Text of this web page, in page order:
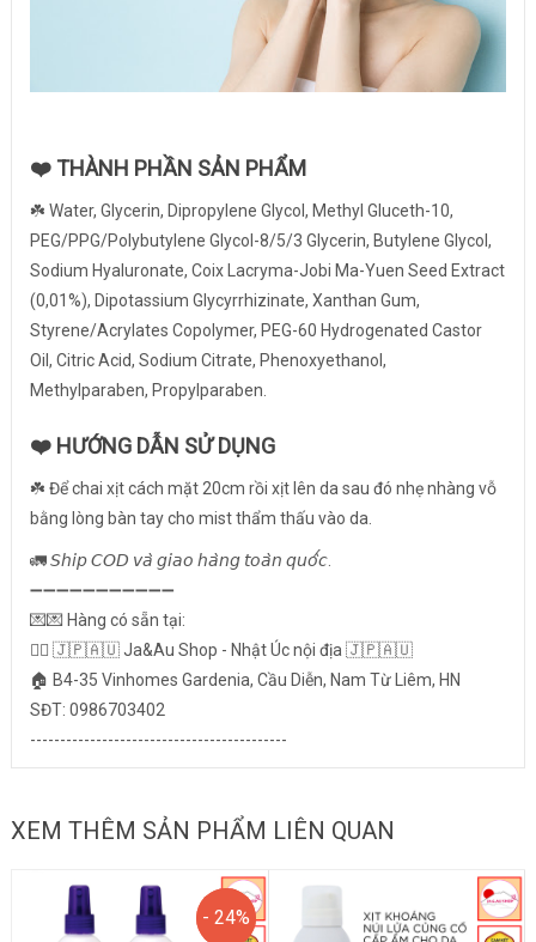
❤️ THÀNH PHẦN SẢN PHẨM
☘️ Water, Glycerin, Dipropylene Glycol, Methyl Gluceth-10,
PEG/PPG/Polybutylene Glycol-8/5/3 Glycerin, Butylene Glycol,
Sodium Hyaluronate, Coix Lacryma-Jobi Ma-Yuen Seed Extract
(0,01%), Dipotassium Glycyrrhizinate, Xanthan Gum,
Styrene/Acrylates Copolymer, PEG-60 Hydrogenated Castor
Oil, Citric Acid, Sodium Citrate, Phenoxyethanol,
Methylparaben, Propylparaben.
❤️ HƯỚNG DẪN SỬ DỤNG
☘️ Để chai xịt cách mặt 20cm rồi xịt lên da sau đó nhẹ nhàng vỗ
bằng lòng bàn tay cho mist thẩm thấu vào da.
🚛 𝘚𝘩𝘪𝘱 𝘊𝘖𝘋 𝘷𝘢̀ 𝘨𝘪𝘢𝘰 𝘩𝘢̀𝘯𝘨 𝘵𝘰𝘢̀𝘯 𝘲𝘶𝘰̂́𝘤.
➖➖➖➖➖➖➖➖➖➖➖
💌💌 Hàng có sẵn tại:
👉🏻 🇯🇵🇦🇺 Ja&Au Shop - Nhật Úc nội địa 🇯🇵🇦🇺
🏠 B4-35 Vinhomes Gardenia, Cầu Diễn, Nam Từ Liêm, HN
SĐT: 0986703402
-------------------------------------------
XEM THÊM SẢN PHẨM LIÊN QUAN
- 24%
- 24%